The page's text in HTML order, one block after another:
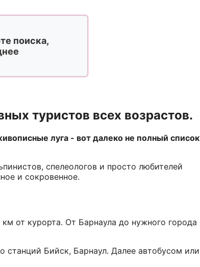
поиска,
туристов всех возрастов.
луга - вот далеко не полный список
спелеологов и просто любителей
и сокровенное.
от курорта. От Барнаула до нужного города
станций Бийск, Барнаул. Далее автобусом или